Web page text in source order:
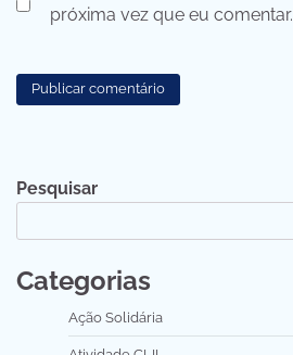
próxima vez que eu comentar.
Pesquisar
Categorias
Ação Solidária